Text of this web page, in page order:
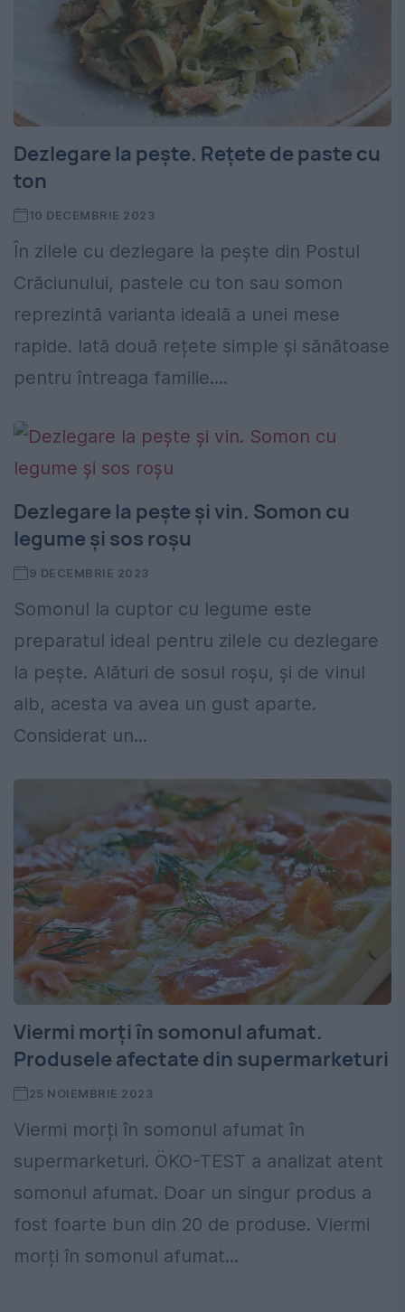
Dezlegare la pește. Rețete de paste cu
ton
10 DECEMBRIE 2023
În zilele cu dezlegare la pește din Postul
Crăciunului, pastele cu ton sau somon
reprezintă varianta ideală a unei mese
rapide. Iată două rețete simple și sănătoase
pentru întreaga familie....
Dezlegare la pește și vin. Somon cu
legume și sos roșu
9 DECEMBRIE 2023
Somonul la cuptor cu legume este
preparatul ideal pentru zilele cu dezlegare
la pește. Alături de sosul roșu, și de vinul
alb, acesta va avea un gust aparte.
Considerat un...
Viermi morți în somonul afumat.
Produsele afectate din supermarketuri
25 NOIEMBRIE 2023
Viermi morți în somonul afumat în
supermarketuri. ÖKO-TEST a analizat atent
somonul afumat. Doar un singur produs a
fost foarte bun din 20 de produse. Viermi
morți în somonul afumat...